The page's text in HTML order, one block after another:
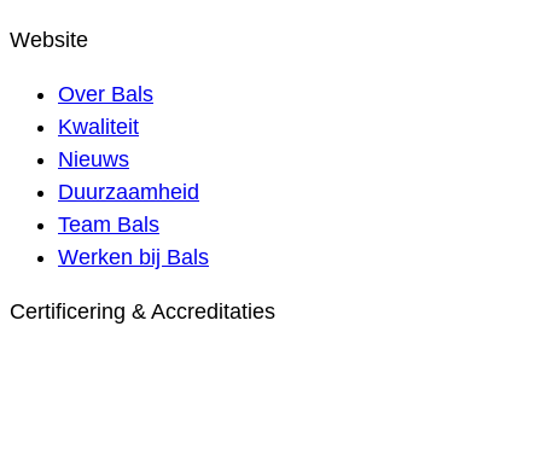
Website
Over Bals
Kwaliteit
Nieuws
Duurzaamheid
Team Bals
Werken bij Bals
Certificering & Accreditaties